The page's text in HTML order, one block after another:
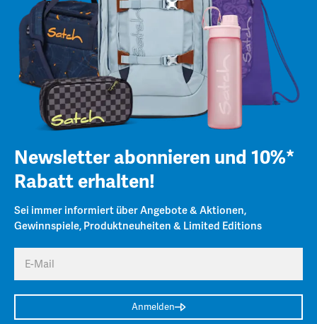
Newsletter abonnieren und 10%*
Rabatt erhalten!
Sei immer informiert über Angebote & Aktionen,
Gewinnspiele, Produktneuheiten & Limited Editions
E-Mail
Anmelden